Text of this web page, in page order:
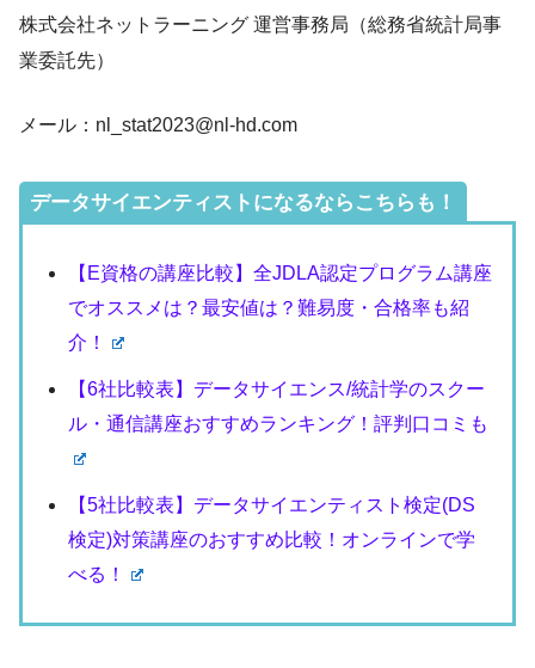
株式会社ネットラーニング 運営事務局（総務省統計局事
業委託先）
メール：nl_stat2023@nl-hd.com
データサイエンティストになるならこちらも！
【E資格の講座比較】全JDLA認定プログラム講座
でオススメは？最安値は？難易度・合格率も紹
介！
【6社比較表】データサイエンス/統計学のスクー
ル・通信講座おすすめランキング！評判口コミも
【5社比較表】データサイエンティスト検定(DS
検定)対策講座のおすすめ比較！オンラインで学
べる！